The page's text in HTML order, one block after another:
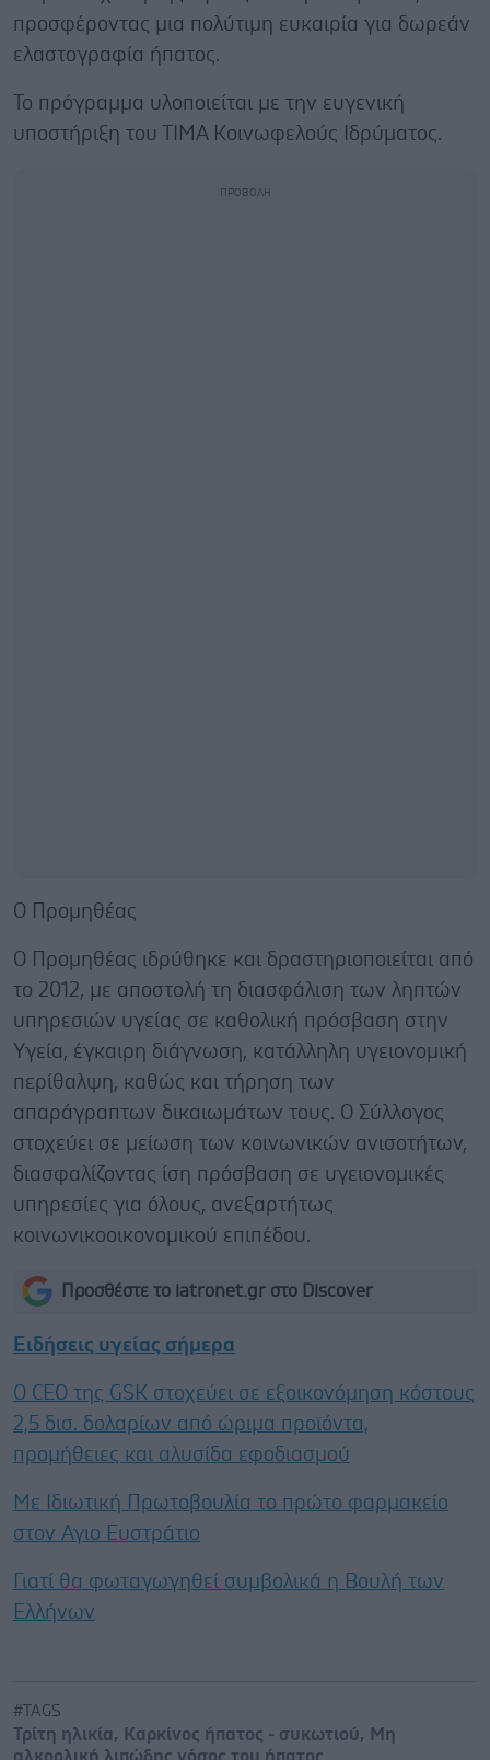
προσφέροντας μια πολύτιμη ευκαιρία για δωρεάν
ελαστογραφία ήπατος.
Το πρόγραμμα υλοποιείται με την ευγενική
υποστήριξη του ΤΙΜΑ Κοινωφελούς Ιδρύματος.
Ο Προμηθέας
Ο Προμηθέας ιδρύθηκε και δραστηριοποιείται από
το 2012, με αποστολή τη διασφάλιση των ληπτών
υπηρεσιών υγείας σε καθολική πρόσβαση στην
Υγεία, έγκαιρη διάγνωση, κατάλληλη υγειονομική
περίθαλψη, καθώς και τήρηση των
απαράγραπτων δικαιωμάτων τους. Ο Σύλλογος
στοχεύει σε μείωση των κοινωνικών ανισοτήτων,
διασφαλίζοντας ίση πρόσβαση σε υγειονομικές
υπηρεσίες για όλους, ανεξαρτήτως
κοινωνικοοικονομικού επιπέδου.
Προσθέστε το iatronet.gr στο Discover
Ειδήσεις υγείας σήμερα
Ο CEO της GSK στοχεύει σε εξοικονόμηση κόστους
2,5 δισ. δολαρίων από ώριμα προϊόντα,
προμήθειες και αλυσίδα εφοδιασμού
Με Ιδιωτική Πρωτοβουλία το πρώτο φαρμακείο
στον Αγιο Ευστράτιο
Γιατί θα φωταγωγηθεί συμβολικά η Βουλή των
Ελλήνων
#TAGS
Τρίτη ηλικία, Καρκίνος ήπατος - συκωτιού,
Μη
αλκοολική λιπώδης νόσος του ήπατος